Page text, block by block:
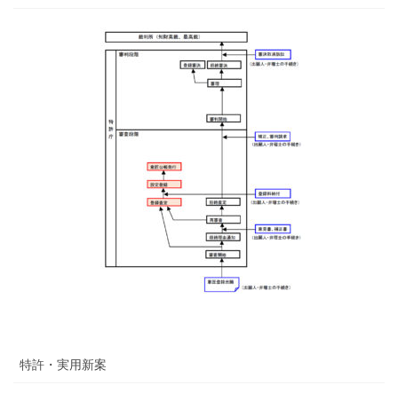
特許・実用新案